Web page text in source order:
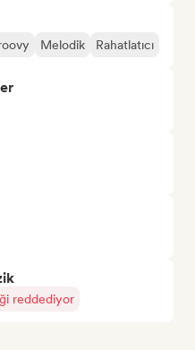
Melodik Rahatlatıcı
reddediyor